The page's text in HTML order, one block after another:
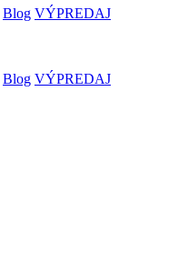
Blog VÝPREDAJ
Blog VÝPREDAJ